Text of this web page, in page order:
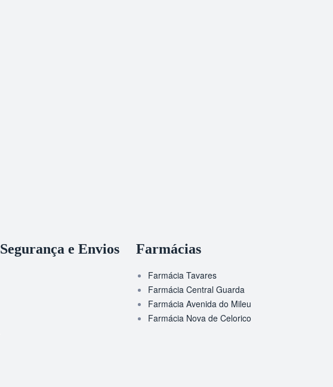
Segurança e Envios Farmácias
Farmácia Tavares
Farmácia Central Guarda
Farmácia Avenida do Mileu
Farmácia Nova de Celorico